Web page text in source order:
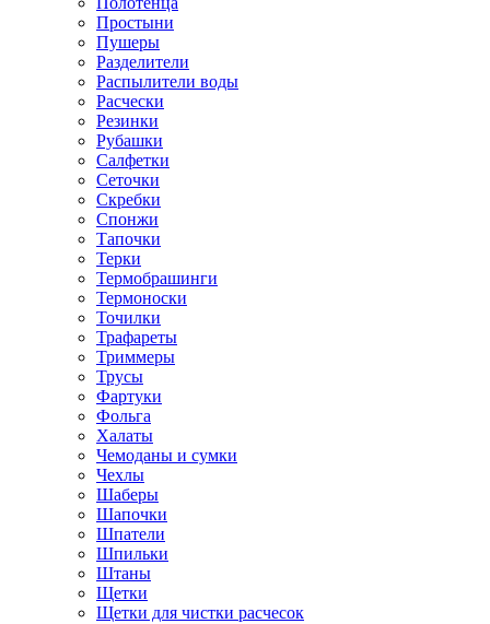
Простыни
Пушеры
Разделители
Распылители воды
Расчески
Резинки
Рубашки
Салфетки
Сеточки
Скребки
Спонжи
Тапочки
Терки
Термобрашинги
Термоноски
Точилки
Трафареты
Триммеры
Трусы
Фартуки
Фольга
Халаты
Чемоданы и сумки
Чехлы
Шаберы
Шапочки
Шпатели
Шпильки
Штаны
Щетки
Щетки для чистки расчесок